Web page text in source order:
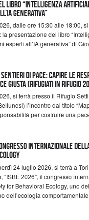
libro “Intelligenza
generativa”
dalle ore 15:30 alle 18:00,
la presentazione del libro
esperti all’IA generativa” di
sentieri di pace: capire le
giusta (Rifugiati in Rifugio
si terrà presso il Rifugio
l’incontro dal titolo
per costruire una
Congresso Internazionale
24 luglio 2026, si terrà a
“ISBE 2026”, il congresso
for Behavioral Ecology, uno
dell’ecologia comportamentale.